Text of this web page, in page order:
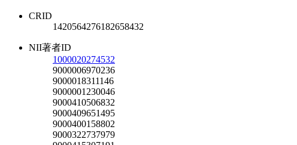
CRID
1420564276182658432
NII著者ID
1000020274532
9000006970236
9000018311146
9000001230046
9000410506832
9000409651495
9000400158802
9000322737979